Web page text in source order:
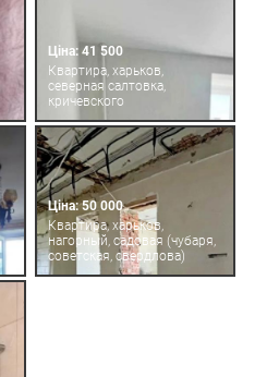
Ціна: 41 500
Квартира, харьков,
северная салтовка,
кричевского
Ціна: 50 000
Квартира, харьков,
нагорный, садовая (чубаря,
советская, свердлова)